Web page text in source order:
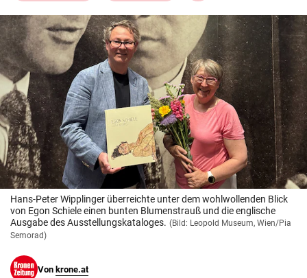
bookmark
search
Suchbegriff
eingeben
© Krone Multimedia GmbH & Co KG 2026
Muthgasse 2, 1190 Wien
Hans-Peter Wipplinger überreichte unter dem wohlwollenden Blick
von Egon Schiele einen bunten Blumenstrauß und die englische
Ausgabe des Ausstellungskataloges. (Bild: Leopold Museum, Wien/Pia
Semorad)
Von krone.at